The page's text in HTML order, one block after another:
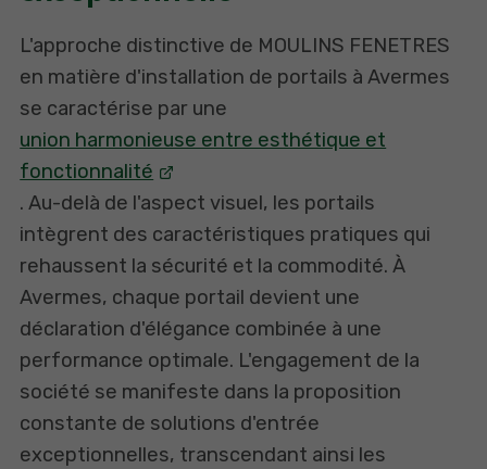
L'approche distinctive de MOULINS FENETRES
en matière d'installation de portails à Avermes
se caractérise par une
union harmonieuse entre esthétique et
fonctionnalité
. Au-delà de l'aspect visuel, les portails
intègrent des caractéristiques pratiques qui
rehaussent la sécurité et la commodité. À
Avermes, chaque portail devient une
déclaration d'élégance combinée à une
performance optimale. L'engagement de la
société se manifeste dans la proposition
constante de solutions d'entrée
exceptionnelles, transcendant ainsi les